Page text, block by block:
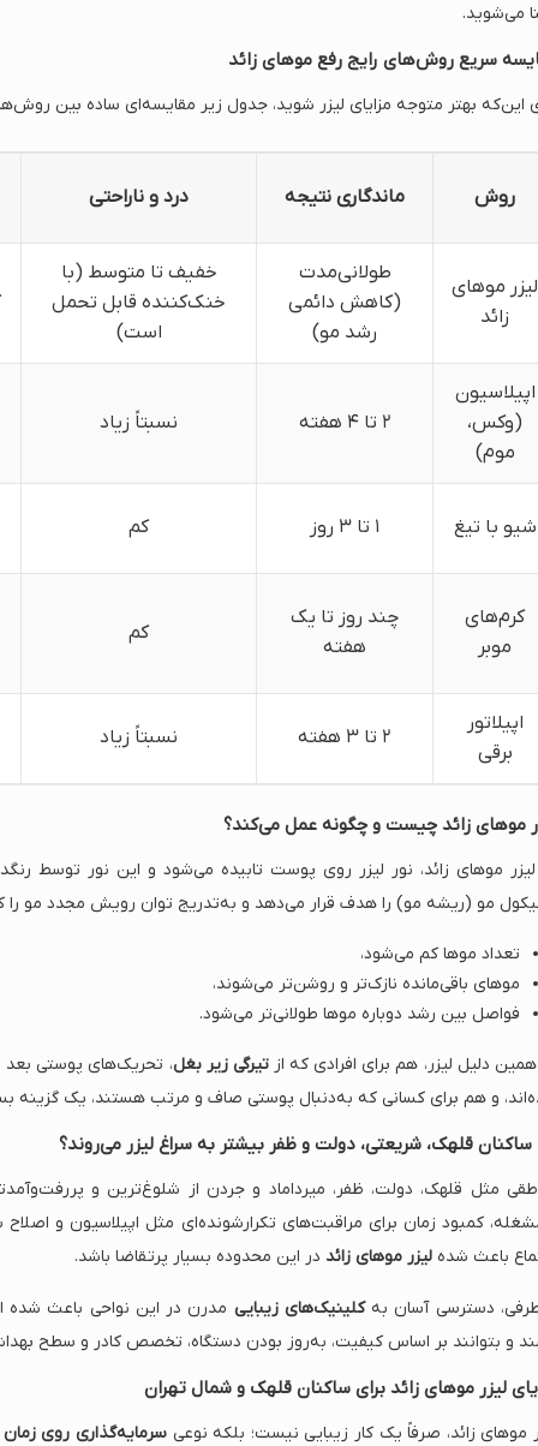
می‌شوید.
سریع روش‌های رایج رفع موهای زائد
این‌که بهتر متوجه مزایای لیزر شوید، جدول زیر مقایسه‌ای ساده بین
روش ماندگاری نتیجه درد و ناراحتی
لیزر موهای
زائد
طولانی‌مدت
(کاهش دائمی
رشد مو)
خفیف تا متوسط (با
خنک‌کننده قابل تحمل
است)
اپیلاسیون
(وکس،
موم)
۲ تا ۴ هفته نسبتاً زیاد
شیو با تیغ ۱ تا ۳ روز کم
کرم‌های
موبر
چند روز تا یک
هفته
کم
اپیلاتور
برقی
۲ تا ۳ هفته نسبتاً زیاد
موهای زائد چیست و چگونه عمل می‌کند؟
موهای زائد، نور لیزر روی پوست تابیده می‌شود و این نور توسط
مو (ریشه مو) را هدف قرار می‌دهد و به‌تدریج توان رویش مجدد مو
تعداد موها کم می‌شود،
موهای باقی‌مانده نازک‌تر و روشن‌تر می‌شوند،
فواصل بین رشد دوباره موها طولانی‌تر می‌شود.
دلیل لیزر، هم برای افرادی که ازتیرگی زیر بغل، تحریک‌های پوستی بعد
و هم برای کسانی که به‌دنبال پوستی صاف و مرتب هستند، یک گزینه
ساکنان قلهک، شریعتی، دولت و ظفر بیشتر به سراغ لیزر می‌روند؟
مثل قلهک، دولت، ظفر، میرداماد و جردن از شلوغ‌ترین و
کمبود زمان برای مراقبت‌های تکرارشونده‌ای مثل اپیلاسیون و
باعث شده لیزر موهای زائد در این محدوده بسیار پرتقاضا باشد.
دسترسی آسان بهکلینیک‌های زیبایی مدرن در این نواحی باعث شده
و بتوانند بر اساس کیفیت، به‌روز بودن دستگاه، تخصص کادر و سطح
لیزر موهای زائد برای ساکنان قلهک و شمال تهران
موهای زائد، صرفاً یک کار زیبایی نیست؛ بلکه نوعی سرمایه‌گذاری روی